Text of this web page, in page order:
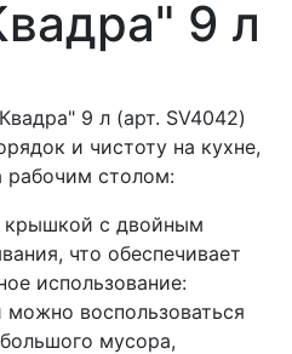
9 л
9 л (арт. SV4042)
и чистоту на кухне,
рабочим столом:
крышкой с двойным
что обеспечивает
использование:
воспользоваться
мусора,